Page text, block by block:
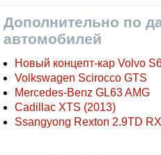
Дополнительно по
автомобилей
Новый концепт-кар Volvo
Volkswagen Scirocco GTS
Mercedes-Benz GL63 AMG
Cadillac XTS (2013)
Ssangyong Rexton 2.9TD